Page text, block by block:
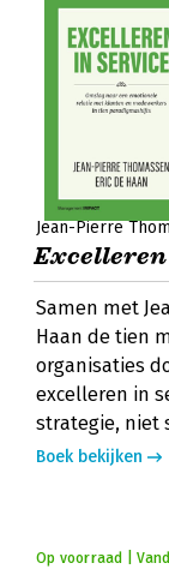
Jean-Pierre
Samen met
Haan de tien
organisaties
excelleren in
strategie, niet
Boek bekijken
Op voorraad |